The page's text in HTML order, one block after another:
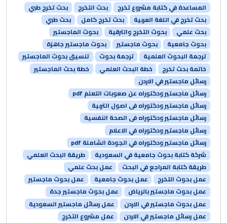
المساعدة في كتابة مشروع تخرج
بحث التخرج
بحث تخرج طبي
بحث تخرج في اللغة العربية
بحث تخرج كامل
بحث طبي
بحث علمي
بحوث التخرج والترقية
بحوث الماجستير
بحوث جامعية
بحوث ماجستير
بحوث ماجستير جاهزة
ترجمة البحوث العلمية
ترجمة بحوث
تنسيق بحوث الماجستير
خاتمة بحث تخرج
خطة البحث العلمي
خطة بحث الماجستير
رسائل ماجستير في الاردن
رسائل ماجستير ودكتوراه عن صعوبات التعلم pdf
رسائل ماجستير ودكتوراه فى اصول التربية
رسائل ماجستير ودكتوراه فى الصحة النفسية
رسائل ماجستير ودكتوراه في الاعلام
رسائل ماجستير ودكتوراه في الجودة الشاملة pdf
شركة كتابة بحوث جامعية في السعودية
طريقة البحث العلمي
طريقة كتابة المراجع في البحث
عمل بحث علمي
عمل بحوث التخرج
عمل بحوث جامعية
عمل بحوث ماجستير
عمل بحوث ماجستير بالرياض
عمل بحوث ماجستير جدة
عمل بحوث ماجستير في الاردن
عمل رسائل ماجستير السعودية
عمل رسائل ماجستير في الاردن
عمل مشروع التخرج